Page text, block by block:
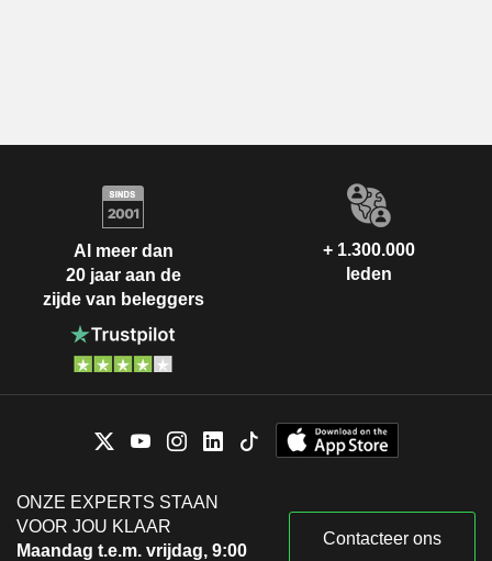
Al meer dan
20 jaar aan de
zijde van beleggers
+ 1.300.000
leden
ONZE EXPERTS STAAN
VOOR JOU KLAAR
Maandag t.e.m. vrijdag, 9:00
Contacteer ons